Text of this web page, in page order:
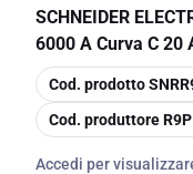
SCHNEIDER
6000 A Curva C 20
copia
Cod. prodotto
copia
Cod. produttore
Accedi per